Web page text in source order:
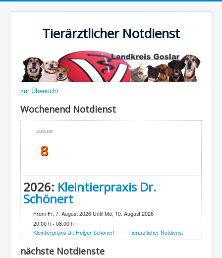
Tierärztlicher Notdienst
zur Übersicht
Wochenend Notdienst
AUGUST
8
2026: Kleintierpraxis Dr.
Schönert
From Fr, 7. August 2026 Until Mo, 10. August 2026
20:00 h - 08:00 h
Kleintierpraxis Dr. Holger Schönert
Tierärztlicher Notdienst
nächste Notdienste